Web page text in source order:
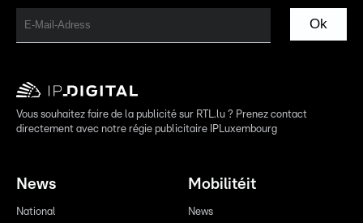
Ok
Vous souhaitez faire de la publicité sur RTL.lu ? Prenez contact
directement avec notre régie publicitaire IPLuxembourg
News
National
Mobilitéit
News